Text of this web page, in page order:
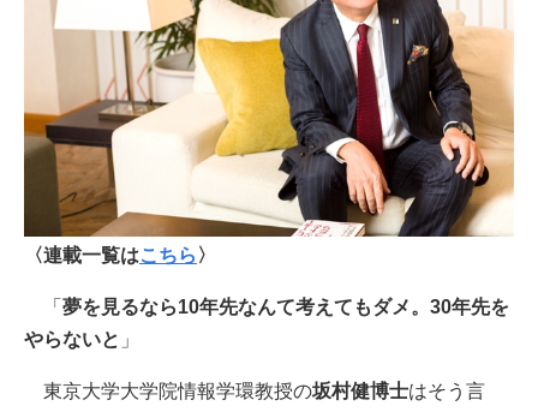
〈連載一覧はこちら 〉
「 夢を見るなら10年先なんて考えてもダメ。30年先を
やらないと 」
東京大学大学院情報学環教授の坂村健博士はそう言